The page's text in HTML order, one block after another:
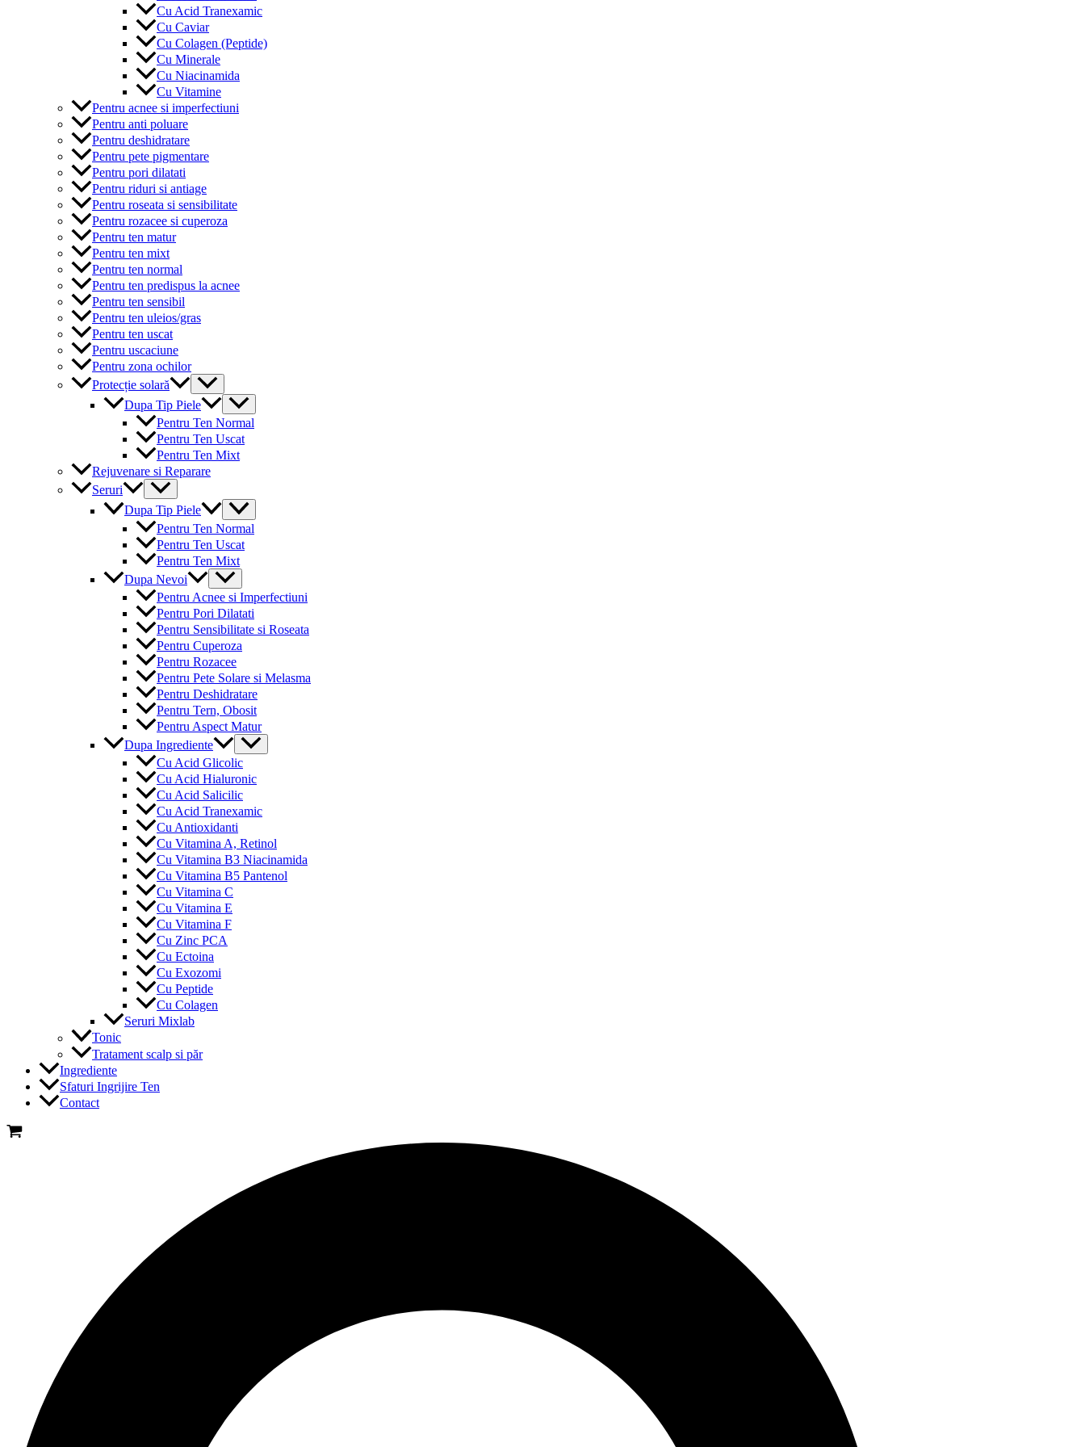
Cu Acid Tranexamic
Cu Caviar
Cu Colagen (Peptide)
Cu Minerale
Cu Niacinamida
Cu Vitamine
Pentru acnee si imperfectiuni
Pentru anti poluare
Pentru deshidratare
Pentru pete pigmentare
Pentru pori dilatati
Pentru riduri si antiage
Pentru roseata si sensibilitate
Pentru rozacee si cuperoza
Pentru ten matur
Pentru ten mixt
Pentru ten normal
Pentru ten predispus la acnee
Pentru ten sensibil
Pentru ten uleios/gras
Pentru ten uscat
Pentru uscaciune
Pentru zona ochilor
Protecție solară
Menu
Toggle
Dupa Tip Piele
Menu
Toggle
Pentru Ten Normal
Pentru Ten Uscat
Pentru Ten Mixt
Rejuvenare si Reparare
Seruri
Menu
Toggle
Dupa Tip Piele
Menu
Toggle
Pentru Ten Normal
Pentru Ten Uscat
Pentru Ten Mixt
Dupa Nevoi
Menu
Toggle
Pentru Acnee si Imperfectiuni
Pentru Pori Dilatati
Pentru Sensibilitate si Roseata
Pentru Cuperoza
Pentru Rozacee
Pentru Pete Solare si Melasma
Pentru Deshidratare
Pentru Tern, Obosit
Pentru Aspect Matur
Dupa Ingrediente
Menu
Toggle
Cu Acid Glicolic
Cu Acid Hialuronic
Cu Acid Salicilic
Cu Acid Tranexamic
Cu Antioxidanti
Cu Vitamina A, Retinol
Cu Vitamina B3 Niacinamida
Cu Vitamina B5 Pantenol
Cu Vitamina C
Cu Vitamina E
Cu Vitamina F
Cu Zinc PCA
Cu Ectoina
Cu Exozomi
Cu Peptide
Cu Colagen
Seruri Mixlab
Tonic
Tratament scalp si păr
Ingrediente
Sfaturi Ingrijire Ten
Contact